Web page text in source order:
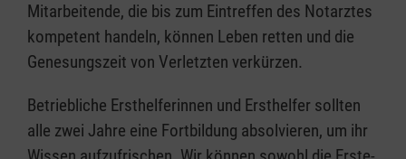
Mitarbeitende, die bis zum Eintreffen des Notarztes
kompetent handeln, können Leben retten und die
Genesungszeit von Verletzten verkürzen.
Betriebliche Ersthelferinnen und Ersthelfer sollten
alle zwei Jahre eine Fortbildung absolvieren, um ihr